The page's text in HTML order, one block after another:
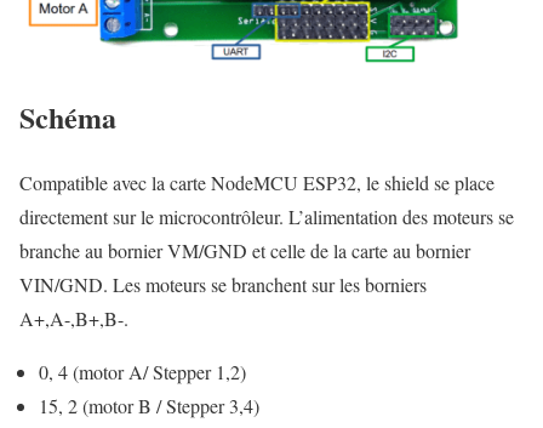
Schéma
Compatible avec la carte NodeMCU ESP32, le shield se place
directement sur le microcontrôleur. L’alimentation des moteurs se
branche au bornier VM/GND et celle de la carte au bornier
VIN/GND. Les moteurs se branchent sur les borniers
A+,A-,B+,B-.
0, 4 (motor A/ Stepper 1,2)
15, 2 (motor B / Stepper 3,4)